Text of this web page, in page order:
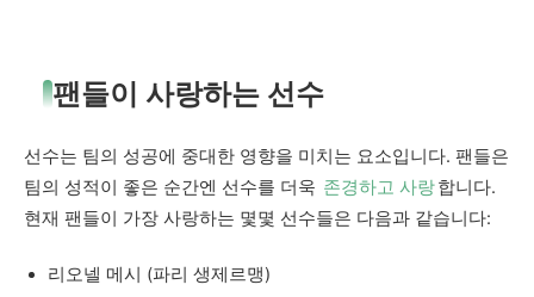
팬들이 사랑하는 선수
선수는 팀의 성공에 중대한 영향을 미치는 요소입니다. 팬들은
팀의 성적이 좋은 순간엔 선수를 더욱 존경하고 사랑합니다.
현재 팬들이 가장 사랑하는 몇몇 선수들은 다음과 같습니다:
리오넬 메시 (파리 생제르맹)